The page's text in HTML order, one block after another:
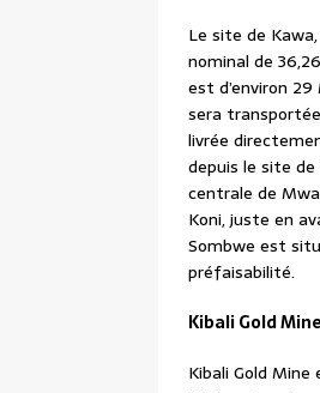
Le site de
nominal de
est d’environ
sera
livrée
depuis le site
centrale de
Koni, juste en
Sombwe est
préfaisabilité.
Kibali Gold Mine
Kibali Gold